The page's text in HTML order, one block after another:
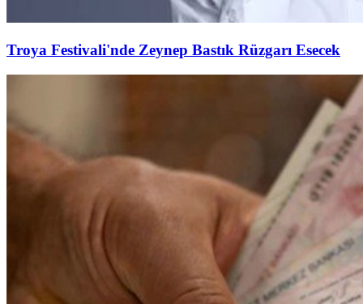
Troya Festivali'nde Zeynep Bastık Rüzgarı Esecek